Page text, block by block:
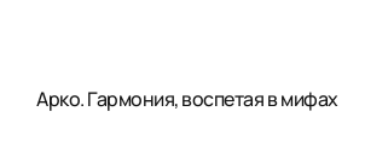
Арко. Гармония, воспетая в мифах